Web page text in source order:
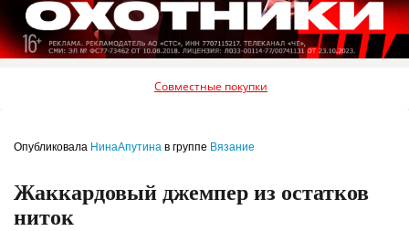
Совместные покупки
Опубликовала НинаАпутина в группе Вязание
Жаккардовый джемпер из остатков
ниток